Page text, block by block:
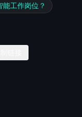
工作岗位？